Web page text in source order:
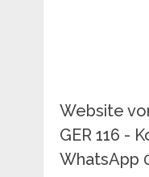
Website
GER 116 -
WhatsApp